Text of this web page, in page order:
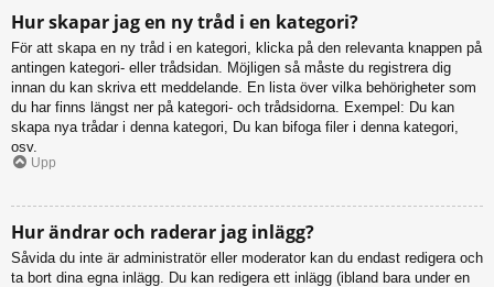
Hur skapar jag en ny tråd i en kategori?
För att skapa en ny tråd i en kategori, klicka på den relevanta knappen på
antingen kategori- eller trådsidan. Möjligen så måste du registrera dig
innan du kan skriva ett meddelande. En lista över vilka behörigheter som
du har finns längst ner på kategori- och trådsidorna. Exempel: Du kan
skapa nya trådar i denna kategori, Du kan bifoga filer i denna kategori,
osv.
Upp
Hur ändrar och raderar jag inlägg?
Såvida du inte är administratör eller moderator kan du endast redigera och
ta bort dina egna inlägg. Du kan redigera ett inlägg (ibland bara under en